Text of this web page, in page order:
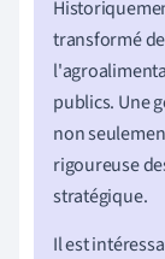
transformé
publics. Une
non
rigoureuse
stratégique.
Il est